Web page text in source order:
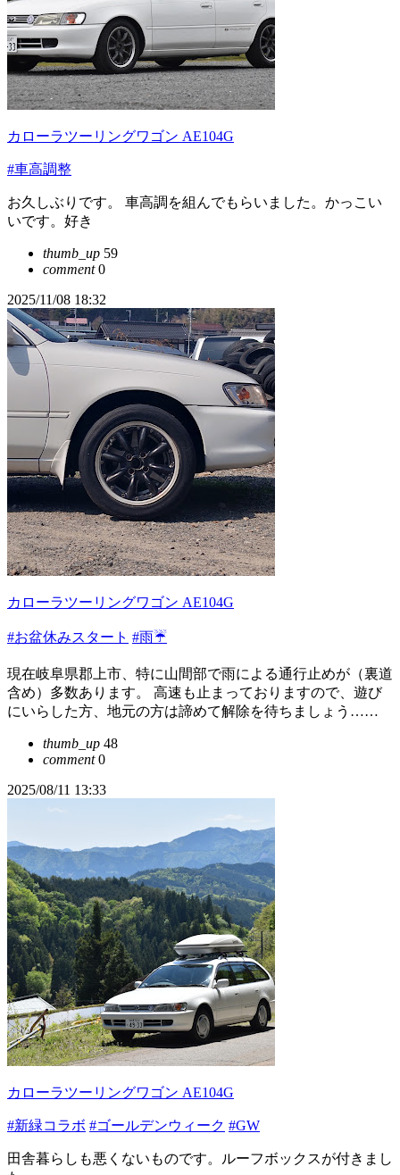
カローラツーリングワゴン AE104G
#車高調整
お久しぶりです。 車高調を組んでもらいました。かっこい
いです。好き
thumb_up 59
comment0
2025/11/08 18:32
カローラツーリングワゴン AE104G
#お盆休みスタート #雨☔
現在岐阜県郡上市、特に山間部で雨による通行止めが（裏道
含め）多数あります。 高速も止まっておりますので、遊び
にいらした方、地元の方は諦めて解除を待ちましょう……
thumb_up 48
comment0
2025/08/11 13:33
カローラツーリングワゴン AE104G
#新緑コラボ #ゴールデンウィーク #GW
田舎暮らしも悪くないものです。ルーフボックスが付きまし